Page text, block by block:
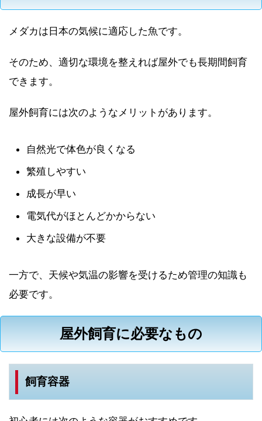
メダカは日本の気候に適応した魚です。
そのため、適切な環境を整えれば屋外でも長期間飼育
できます。
屋外飼育には次のようなメリットがあります。
自然光で体色が良くなる
繁殖しやすい
成長が早い
電気代がほとんどかからない
大きな設備が不要
一方で、天候や気温の影響を受けるため管理の知識も
必要です。
屋外飼育に必要なもの
飼育容器